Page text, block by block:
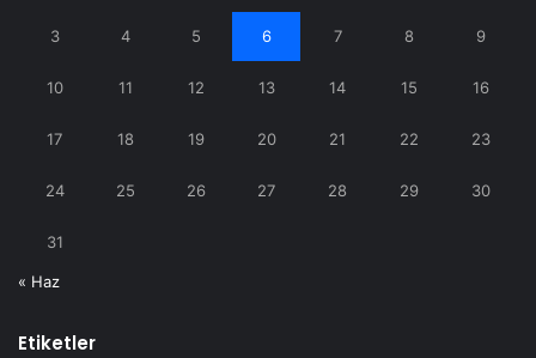
3 4 5 6 7 8 9
10 11 12 13 14 15 16
17 18 19 20 21 22 23
24 25 26 27 28 29 30
31
« Haz
Etiketler